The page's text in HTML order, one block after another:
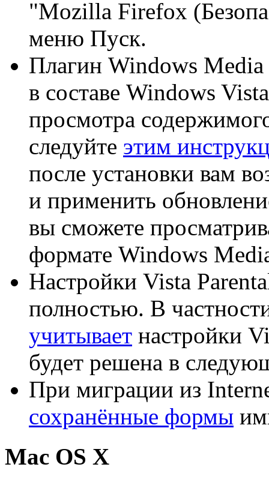
"Mozilla Firefox
меню Пуск.
Плагин Windows Media
в составе Windows
просмотра
следуйте этим
после установки вам
и применить
вы сможете
формате Windows
Настройки Vista
полностью. В
учитывает настройки
будет решена в
При миграции из
сохранённые формы
Mac OS X